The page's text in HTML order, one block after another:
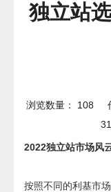
独立站
浏览数量： 108
2022独立站市场风
按照不同的利基市